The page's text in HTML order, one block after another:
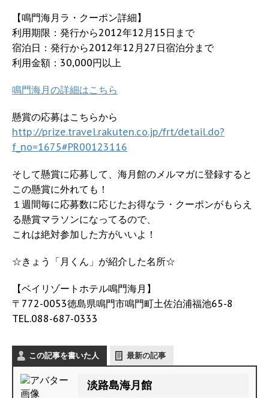
【鳴門海月ラ・クーポン詳細】
利用期限：発行から2012年12月15日まで
宿泊日：発行から2012年12月27日宿泊分まで
利用金額：30,000円以上
鳴門海月の詳細はこちら
懸賞の応募はこちらから
http://prize.travel.rakuten.co.jp/frt/detail.do?
f_no=1675#PR00123116
そして懸賞に応募して、海月館のメルマガに登録すると
この懸賞に外れても！
１週間毎に応募数に応じたお得なラ・クーポンがもらえ
る懸賞マラソンになってるので、
これは絶対参加した方がいいよ！
☆きょう「月くん」が紹介した名所☆
【ベイリゾートホテル鳴門海月】
〒772-0053徳島県鳴門市鳴門町土佐泊浦福池65-8
TEL.088-687-0333
この記事を書いた人 最新の記事
淡路島海月館